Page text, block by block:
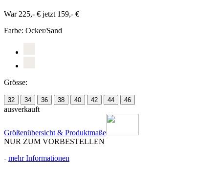
War 225,- € jetzt 159,- €
Farbe: Ocker/Sand
Grösse:
32 34 36 38 40 42 44 46
ausverkauft
Größenübersicht & Produktmaße
NUR ZUM VORBESTELLEN
- mehr Informationen